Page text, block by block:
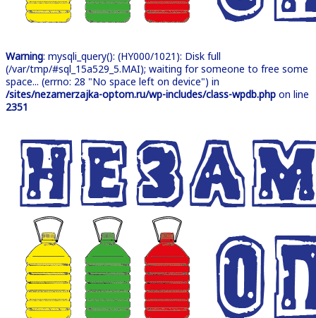
Warning: mysqli_query(): (HY000/1021): Disk full
(/var/tmp/#sql_15a529_5.MAI); waiting for someone to free some
space... (errno: 28 "No space left on device") in
/sites/nezamerzajka-optom.ru/wp-includes/class-wpdb.php on line
2351